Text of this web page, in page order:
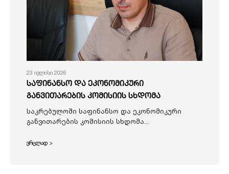
23 ივლისი 2026
საფინანსო და ეკონომიკური
განვითარების კომისიის სხდომა
საკრებულოში საფინანსო და ეკონომიკური
განვითარების კომისიის სხდომა...
ვრცლად >